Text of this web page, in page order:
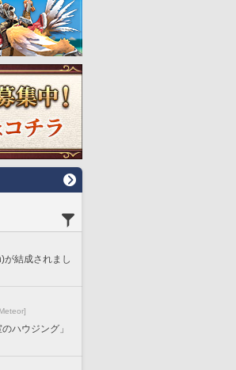
が結成されまし
ハウジング」